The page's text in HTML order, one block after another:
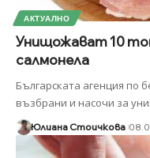
АКТУАЛНО
Унищожават 10
салмонела
Българската агенция по
възбрани и насочи за
Юлиана Стоичкова